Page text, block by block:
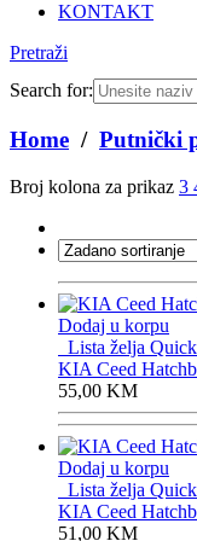
KONTAKT
Pretraži
Search for:
Home / Putnički
Broj kolona za prikaz 3
Dodaj u korpu
Lista želja
KIA Ceed
55,00 KM
Dodaj u korpu
Lista želja
KIA Ceed
51,00 KM